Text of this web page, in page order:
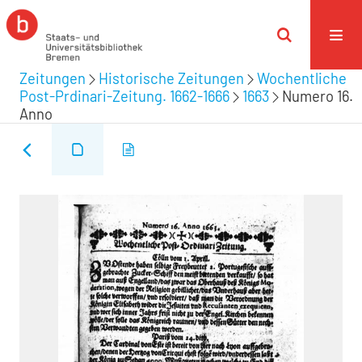
Zeitungen Historische Zeitungen
Wochentliche
Post-Prdinari-Zeitung. 1662-1666
1663
Numero 16.
Anno